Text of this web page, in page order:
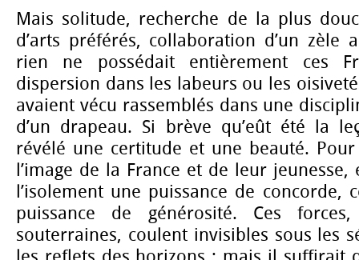
Mais solitude, recherche de la plus
d’arts préférés, collaboration d’un zèle
rien ne possédait entièrement ces
dispersion dans les labeurs ou les
avaient vécu rassemblés dans une
d’un drapeau. Si brève qu’eût été la
révélé une certitude et une beauté. Pour
l’image de la France et de leur
l’isolement une puissance de concorde,
puissance de générosité. Ces
souterraines, coulent invisibles sous les